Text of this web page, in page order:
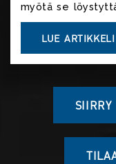
myötä se
LUE ARTIKKELI
SIIRRY